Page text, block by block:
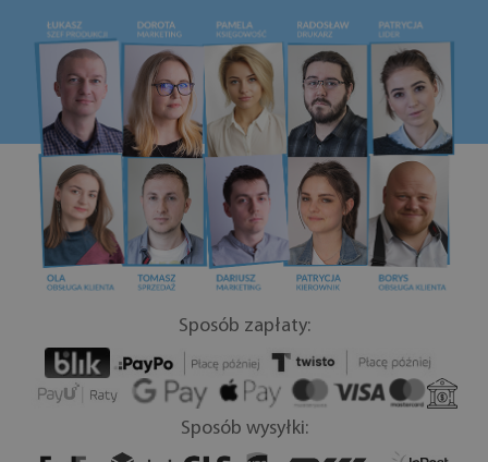
Sposób zapłaty:
Sposób wysyłki: